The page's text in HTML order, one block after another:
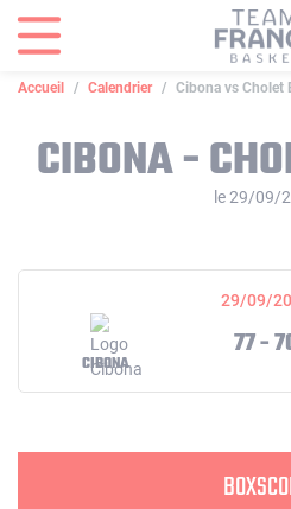
Accueil Calendrier Cibona vs Cholet
CIBONA -
le 29/09/
29/09/
CIBONA
77 -
Panneau de gestion des cookies